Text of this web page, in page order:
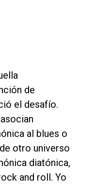
de
el desafío.
al blues o
otro universo
diatónica,
and roll. Yo